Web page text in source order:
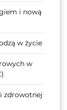
i nową
w życie
w
zdrowotnej